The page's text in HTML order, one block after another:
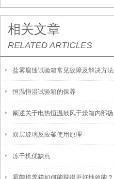
相关文章
RELATED ARTICLES
盐雾腐蚀试验箱常见故障及解决方法
恒温恒湿试验箱的保养
阐述关于电热恒温鼓风干燥箱内部扬
板
双层玻璃反应釜使用原理
冻干机优缺点
霉菌培养箱如何能获得更好地效能？